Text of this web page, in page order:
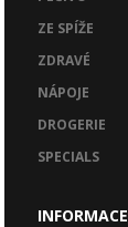
ZE SPÍŽE
ZDRAVÉ
NÁPOJE
DROGERIE
SPECIALS
INFORMACE